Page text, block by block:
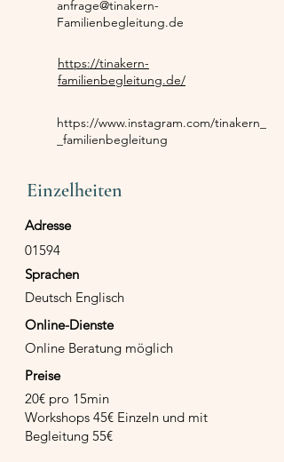
anfrage@tinakern-
Familienbegleitung.de
https://tinakern-
familienbegleitung.de/
https://www.instagram.com/tinakern_
_familienbegleitung
Einzelheiten
Adresse
01594
Sprachen
Deutsch Englisch
Online-Dienste
Online Beratung möglich
Preise
20€ pro 15min
Workshops 45€ Einzeln und mit
Begleitung 55€